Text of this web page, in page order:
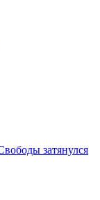
затянулся